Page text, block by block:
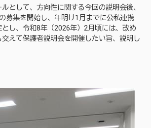
として、方向性に関する今回の説明会後、
募集を開始し、年明け1月までに公私連携
し、令和8年（2026年）2月頃には、改め
えて保護者説明会を開催したい旨、説明し